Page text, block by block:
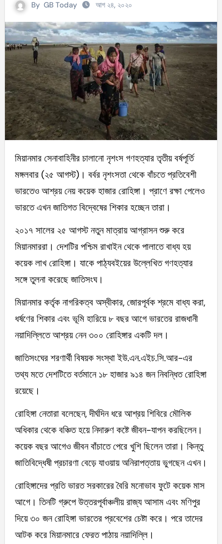
By GB Today আগ ২৪, ২০২০
মিয়ানমার সেনাবাহিনীর চালানো নৃশংস গণহত্যার তৃতীয় বর্ষপূর্তি
মঙ্গলবার (২৫ আগস্ট)। বর্বর নৃশংসতা থেকে বাঁচতে প্রতিবেশী
ভারতেও আশ্রয় নেয় কয়েক হাজার রোহিঙ্গা। প্রাণে রক্ষা পেলেও
ভারতে এখন জাতিগত বিদ্বেষের শিকার হচ্ছেন তারা।
২০১৭ সালের ২৫ আগস্ট নতুন মাত্রায় আগ্রাসন শুরু করে
মিয়ানমাররা। দেশটির পশ্চিম রাখাইন থেকে পালাতে বাধ্য হয়
কয়েক লাখ রোহিঙ্গা। যাকে পাঠ্যবইয়ের উল্লেখিত গণহত্যার
সঙ্গে তুলনা করেছে জাতিসংঘ।
মিয়ানমার কর্তৃক নাগরিকত্ব অস্বীকার, জোরপূর্বক শ্রমে বাধ্য করা,
ধর্ষণের শিকার এবং ভূমি হারিয়ে ৮ বছর আগে ভারতের রাজধানী
নয়াদিল্লিতে আশ্রয় নেন ৩০০ রোহিঙ্গার একটি দল।
জাতিসংঘের শরণার্থী বিষয়ক সংস্থা ইউ.এন.এইচ.সি.আর-এর
তথ্য মতে দেশটিতে বর্তমানে ১৮ হাজার ৯১৪ জন নিবন্ধিত রোহিঙ্গা
রয়েছে।
রোহিঙ্গা নেতারা বলেছেন, দীর্ঘদিন ধরে আশ্রয় শিবিরে মৌলিক
অধিকার থেকে বঞ্চিত হয়ে নিদারুণ কষ্টে জীবন-যাপন করছিলেন।
কয়েক বছর আগেও জীবন বাঁচাতে পেরে খুশি ছিলেন তারা। কিন্তু
জাতিবিদ্ধেষী প্রচারণা বেড়ে যাওয়ায় অনিরাপত্তায় ভুগছেন এখন।
রোহিঙ্গাদের প্রতি ভারত সরকারের বৈরি মনোভাব ফুটে কয়েক মাস
আগে। তিনটি গ্রুপে উত্তরপূর্বাঞ্চলীয় রাজ্য আসাম এবং মণিপুর
দিয়ে ৩০ জন রোহিঙ্গা ভারতের প্রবেশের চেষ্টা করে। পরে তাদের
আটক করে মিয়ানমারে ফেরত পাঠায় নয়াদিল্লি।